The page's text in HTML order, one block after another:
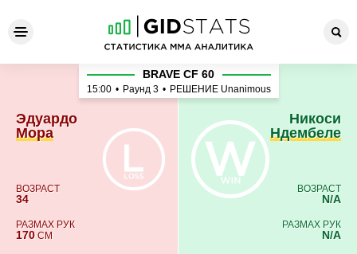
Эдуардо Мора - Никоси
Эдуардо
Мора
ВОЗРАСТ
34
РАЗМАХ РУК
170 СМ
BRAVE CF 60
15:00 • Раунд 3 • РЕШЕНИЕ Unanimous
Никоси
Ндембеле
ВОЗРАСТ
N/A
РАЗМАХ РУК
N/A